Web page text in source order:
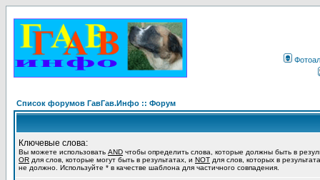
Список форумов ГавГав.Инфо :: Форум
Ключевые слова:
Вы можете использовать AND чтобы определить слова, которые должны быть в
OR для слов, которые могут быть в результатах, и NOT для слов, которых в
не должно. Используйте * в качестве шаблона для частичного совпадения.